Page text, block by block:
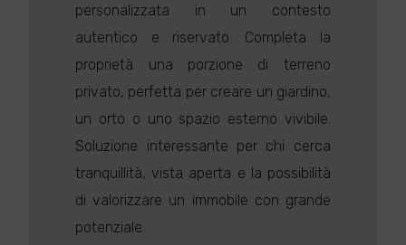
personalizzata in un contesto
autentico e riservato. Completa la
proprietà una porzione di terreno
privato, perfetta per creare un giardino,
un orto o uno spazio esterno vivibile.
Soluzione interessante per chi cerca
tranquillità, vista aperta e la possibilità
di valorizzare un immobile con grande
potenziale.